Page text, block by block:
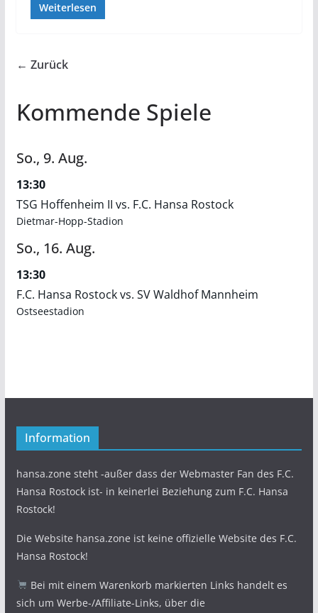
Weiterlesen
← Zurück
Kommende Spiele
So., 9. Aug.
13:30
TSG Hoffenheim II vs. F.C. Hansa Rostock
Dietmar-Hopp-Stadion
So., 16. Aug.
13:30
F.C. Hansa Rostock vs. SV Waldhof Mannheim
Ostseestadion
Information
hansa.zone steht -außer dass der Webmaster Fan des F.C.
Hansa Rostock ist- in keinerlei Beziehung zum F.C. Hansa
Rostock!
Die Website hansa.zone ist keine offizielle Website des F.C.
Hansa Rostock!
Bei mit einem Warenkorb markierten Links handelt es
sich um Werbe-/Affiliate-Links, über die